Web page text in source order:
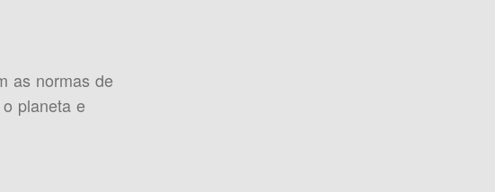
as normas de
planeta e